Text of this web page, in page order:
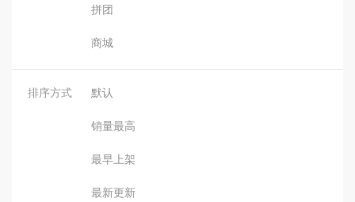
拼团
商城
排序方式 默认
销量最高
最早上架
最新更新